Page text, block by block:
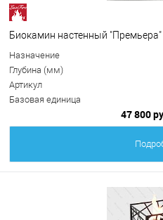
Биокамин настенный "Премьера"
Назначение
Глубина (мм)
Артикул
Базовая единица
47 800